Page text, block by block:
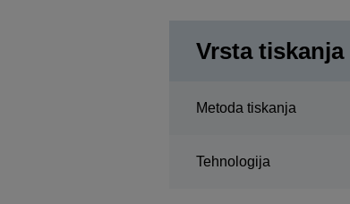
Vrsta tiskanja
Metoda tiskanja
Tehnologija